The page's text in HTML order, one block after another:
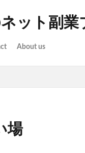
ット副業
About us
場